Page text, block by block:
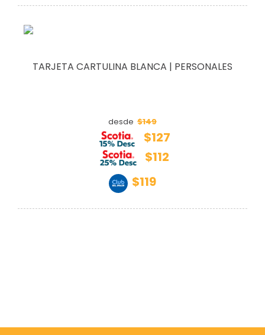
TARJETA CARTULINA BLANCA | PERSONALES
desde $149
$127
$112
$119